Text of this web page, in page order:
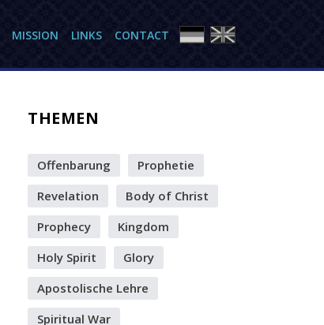
MISSION LINKS CONTACT
THEMEN
Offenbarung
Prophetie
Revelation
Body of Christ
Prophecy
Kingdom
Holy Spirit
Glory
Apostolische Lehre
Spiritual War